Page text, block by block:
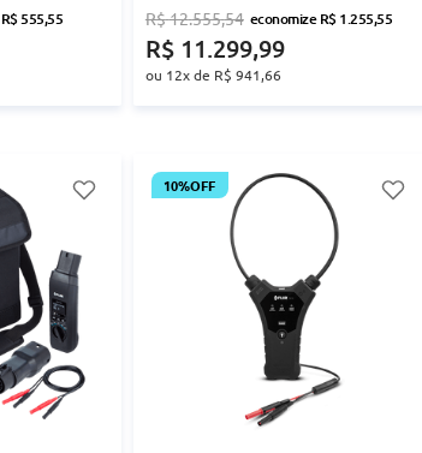
R$555,55 R$12.555,54 economizeR$1.255,55
R$ 11.299,99
ou 12x de R$ 941,66
10%OFF